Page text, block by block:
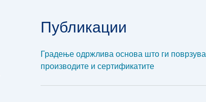
Публикации
Градење одржлива основа што ги поврзува
производите и сертификатите